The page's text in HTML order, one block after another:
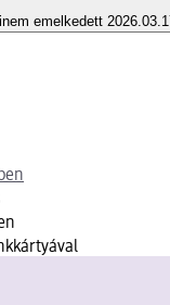
nem emelkedett